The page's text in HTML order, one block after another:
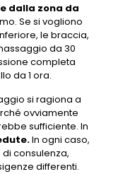
dalla zona da
Se si vogliono
le braccia,
da 30
completa
da 1 ora.
si ragiona a
ovviamente
sufficiente. In
In ogni caso,
consulenza,
differenti.